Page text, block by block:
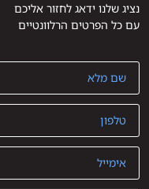
נציג שלנו ידאג לחזור אליכם
עם כל הפרטים הרלוונטיים